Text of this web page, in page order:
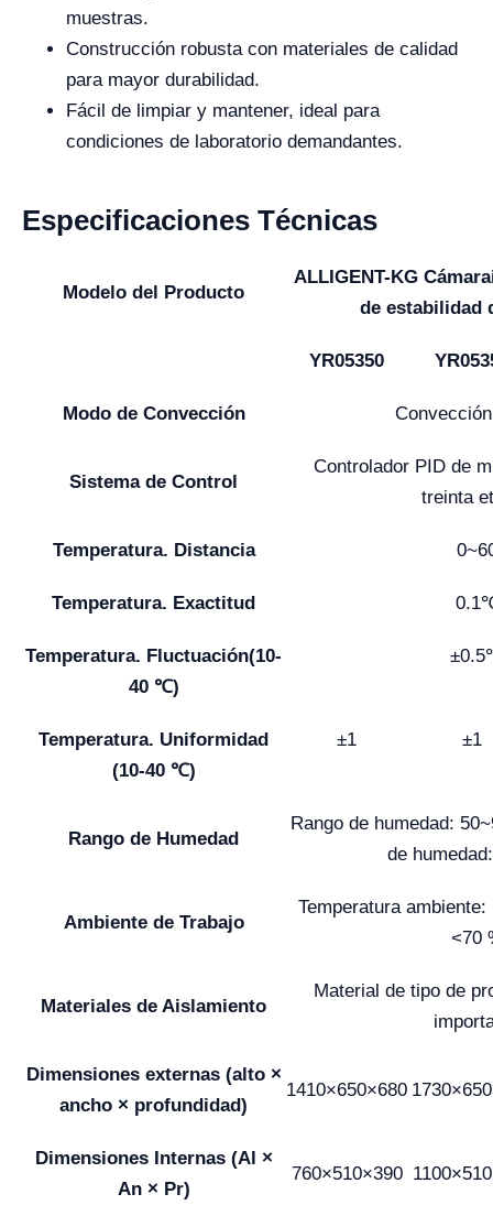
muestras.
Construcción robusta con materiales de calidad
para mayor durabilidad.
Fácil de limpiar y mantener, ideal para
condiciones de laboratorio demandantes.
Especificaciones Técnicas
Modelo del Producto
ALLIGENT-KG Cámara
de estabilidad
YR05350
Modo de Convección
Sistema de Control
Controlador PID de
treinta
Temperatura. Distancia
Temperatura. Exactitud
Temperatura. Fluctuación(10-
40 ℃)
Temperatura. Uniformidad
(10-40 ℃)
±1 ±1
Rango de Humedad
Rango de humedad:
de
Ambiente de Trabajo
Temperatura
<70
Materiales de Aislamiento
Material de tipo de
Dimensiones externas (alto ×
ancho × profundidad)
1410×650×680
Dimensiones Internas (Al ×
An × Pr)
760×510×390